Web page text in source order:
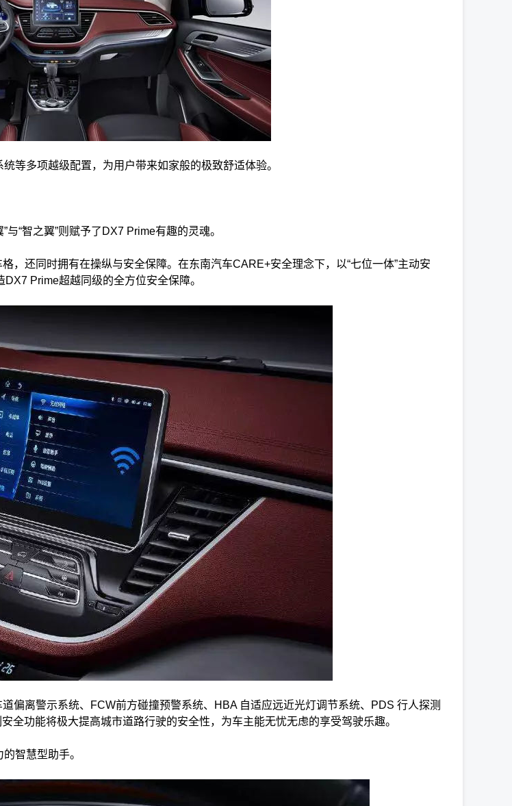
等多项越级配置，为用户带来如家般的极致舒适体验。
与“智之翼”则赋予了DX7 Prime有趣的灵魂。
，还同时拥有在操纵与安全保障。在东南汽车CARE+安全理念下，以“七位一体”主动安
Prime超越同级的全方位安全保障。
偏离警示系统、FCW前方碰撞预警系统、HBA 自适应远近光灯调节系统、PDS 行人探测
功能将极大提高城市道路行驶的安全性，为车主能无忧无虑的享受驾驶乐趣。
智慧型助手。